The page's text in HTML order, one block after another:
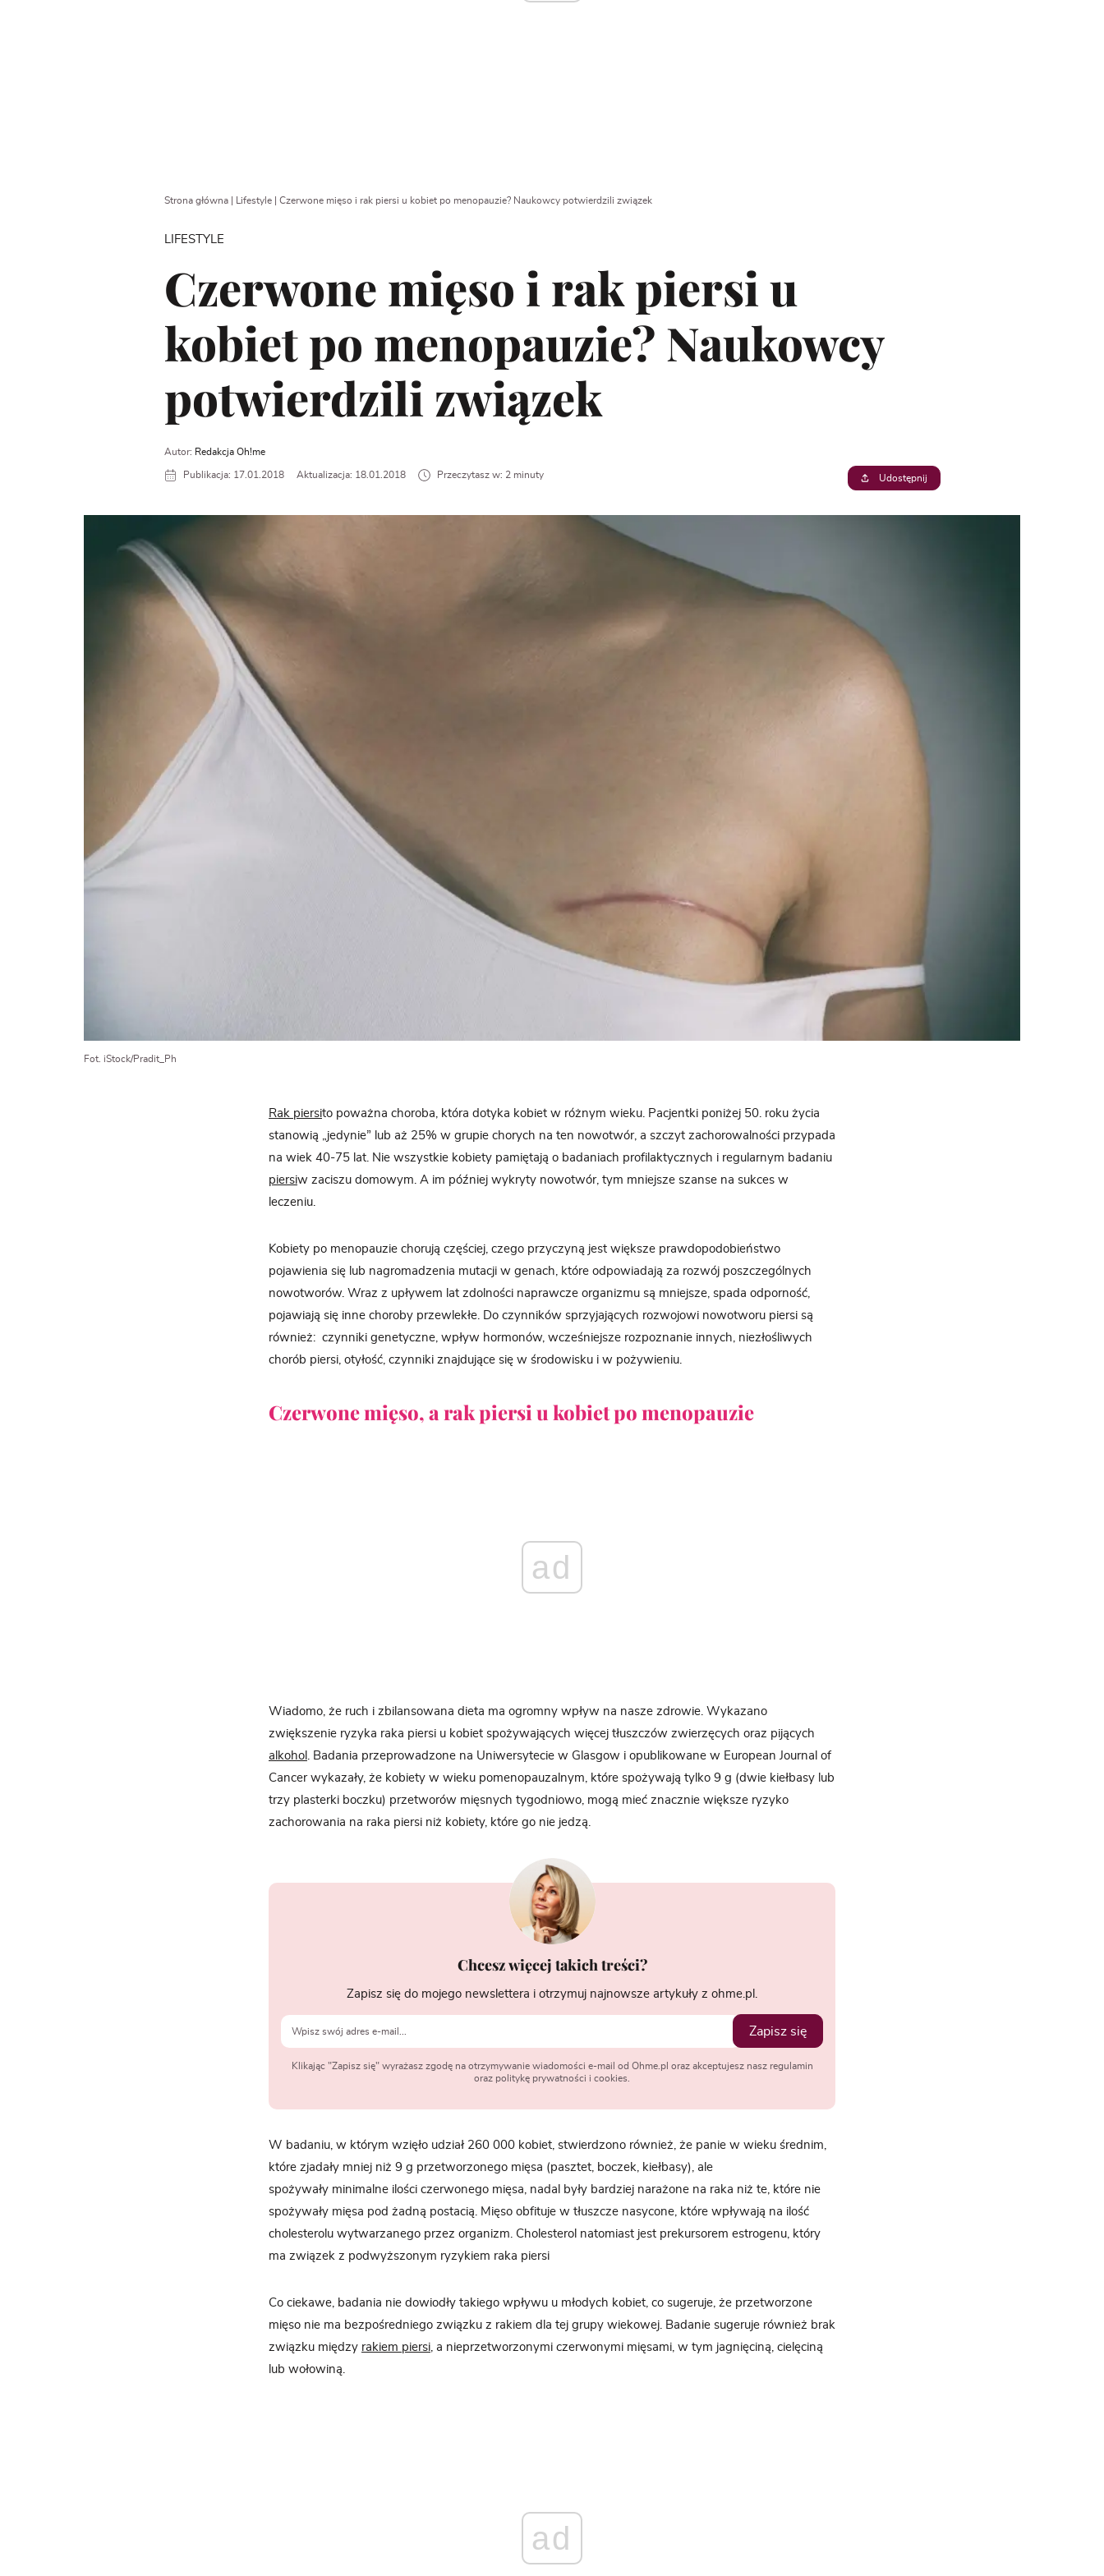
Strona główna| Lifestyle| Czerwone mięso i rak piersi u kobiet po menopauzie? Naukowcy potwierdzili związek
LIFESTYLE
Czerwone mięso i rak piersi u
kobiet po menopauzie? Naukowcy
potwierdzili związek
Autor: Redakcja Oh!me
Publikacja: 17.01.2018 Aktualizacja: 18.01.2018 Przeczytasz w: 2 minuty Udostępnij
Fot. iStock/Pradit_Ph
Rak piersito poważna choroba, która dotyka kobiet w różnym wieku. Pacjentki poniżej 50. roku życia
stanowią „jedynie” lub aż 25% w grupie chorych na ten nowotwór, a szczyt zachorowalności przypada
na wiek 40-75 lat. Nie wszystkie kobiety pamiętają o badaniach profilaktycznych i regularnym badaniu
piersiw zaciszu domowym. A im później wykryty nowotwór, tym mniejsze szanse na sukces w
leczeniu.
Kobiety po menopauzie chorują częściej, czego przyczyną jest większe prawdopodobieństwo
pojawienia się lub nagromadzenia mutacji w genach, które odpowiadają za rozwój poszczególnych
nowotworów. Wraz z upływem lat zdolności naprawcze organizmu są mniejsze, spada odporność,
pojawiają się inne choroby przewlekłe. Do czynników sprzyjających rozwojowi nowotworu piersi są
również: czynniki genetyczne, wpływ hormonów, wcześniejsze rozpoznanie innych, niezłośliwych
chorób piersi, otyłość, czynniki znajdujące się w środowisku i w pożywieniu.
Czerwone mięso, a rak piersi u kobiet po menopauzie
ad
Wiadomo, że ruch i zbilansowana dieta ma ogromny wpływ na nasze zdrowie. Wykazano
zwiększenie ryzyka raka piersi u kobiet spożywających więcej tłuszczów zwierzęcych oraz pijących
alkohol . Badania przeprowadzone na Uniwersytecie w Glasgow i opublikowane w European Journal of
Cancer wykazały, że kobiety w wieku pomenopauzalnym, które spożywają tylko 9 g (dwie kiełbasy lub
trzy plasterki boczku) przetworów mięsnych tygodniowo, mogą mieć znacznie większe ryzyko
zachorowania na raka piersi niż kobiety, które go nie jedzą.
Chcesz więcej takich treści?
Zapisz się do mojego newslettera i otrzymuj najnowsze artykuły z ohme.pl.
Zapisz się
Klikając "Zapisz się" wyrażasz zgodę na otrzymywanie wiadomości e-mail od Ohme.pl oraz akceptujesz nasz regulamin
oraz politykę prywatności i cookies.
W badaniu, w którym wzięło udział 260 000 kobiet, stwierdzono również, że panie w wieku średnim,
które zjadały mniej niż 9 g przetworzonego mięsa (pasztet, boczek, kiełbasy), ale
spożywały minimalne ilości czerwonego mięsa, nadal były bardziej narażone na raka niż te, które nie
spożywały mięsa pod żadną postacią. Mięso obfituje w tłuszcze nasycone, które wpływają na ilość
cholesterolu wytwarzanego przez organizm. Cholesterol natomiast jest prekursorem estrogenu, który
ma związek z podwyższonym ryzykiem raka piersi
Co ciekawe, badania nie dowiodły takiego wpływu u młodych kobiet, co sugeruje, że przetworzone
mięso nie ma bezpośredniego związku z rakiem dla tej grupy wiekowej. Badanie sugeruje również brak
związku między rakiem piersi , a nieprzetworzonymi czerwonymi mięsami, w tym jagnięciną, cielęciną
lub wołowiną.
ad